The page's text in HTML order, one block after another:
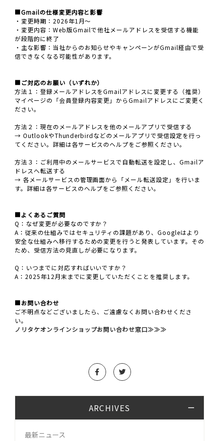
■Gmailの仕様変更内容と影響
・変更時期：2026年1月～
・変更内容：Web版Gmailで他社メールアドレスを受信する機能
が段階的に終了
・主な影響：当社からのお知らせやキャンペーンがGmail経由で受
信できなくなる可能性があります。
■ご対応のお願い（いずれか）
方法１：登録メールアドレスをGmailアドレスに変更する（推奨）
マイページの「会員登録内容変更」からGmailアドレスにご変更く
ださい。
方法２：現在のメールアドレスを他のメールアプリで受信する
→ OutlookやThunderbirdなどのメールアプリで受信設定を行っ
てください。詳細は各サービスのヘルプをご参照ください。
方法３：ご利用中のメールサービスで自動転送を設定し、Gmailア
ドレスへ転送する
→ 各メールサービスの管理画面から「メール転送設定」を行いま
す。詳細は各サービスのヘルプをご参照ください。
■よくあるご質問
Q：なぜ変更が必要なのですか？
A：従来の仕組みではセキュリティの課題があり、Googleはより
安全な仕組みへ移行するための変更を行うと発表しています。その
ため、受信方法の見直しが必要になります。
Q：いつまでに対応すればいいですか？
A：2025年12月末までに変更していただくことを推奨します。
■お問い合わせ
ご不明点などございましたら、ご遠慮なくお問い合わせくださ
い。
ノリタケオンラインショップお問い合わせ窓口≫≫≫
ARCHIVES
最新ニュース